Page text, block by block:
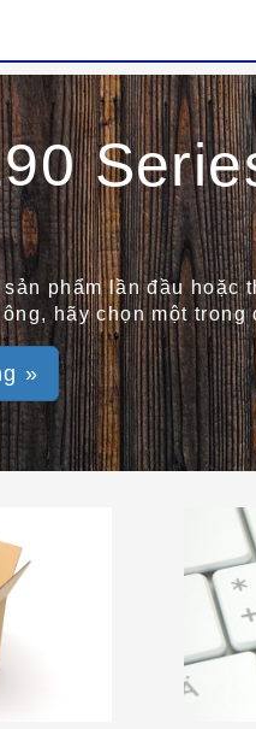
phẩm lần đầu
hãy chọn một
»